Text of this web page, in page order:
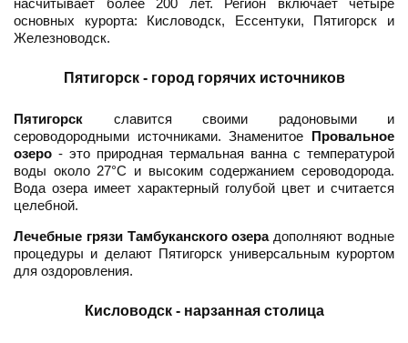
насчитывает более 200 лет. Регион включает четыре
основных курорта: Кисловодск, Ессентуки, Пятигорск и
Железноводск.
Пятигорск - город горячих источников
Пятигорск славится своими радоновыми и
сероводородными источниками. Знаменитое Провальное
озеро - это природная термальная ванна с температурой
воды около 27°C и высоким содержанием сероводорода.
Вода озера имеет характерный голубой цвет и считается
целебной.
Лечебные грязи Тамбуканского озерадополняют водные
процедуры и делают Пятигорск универсальным курортом
для оздоровления.
Кисловодск - нарзанная столица